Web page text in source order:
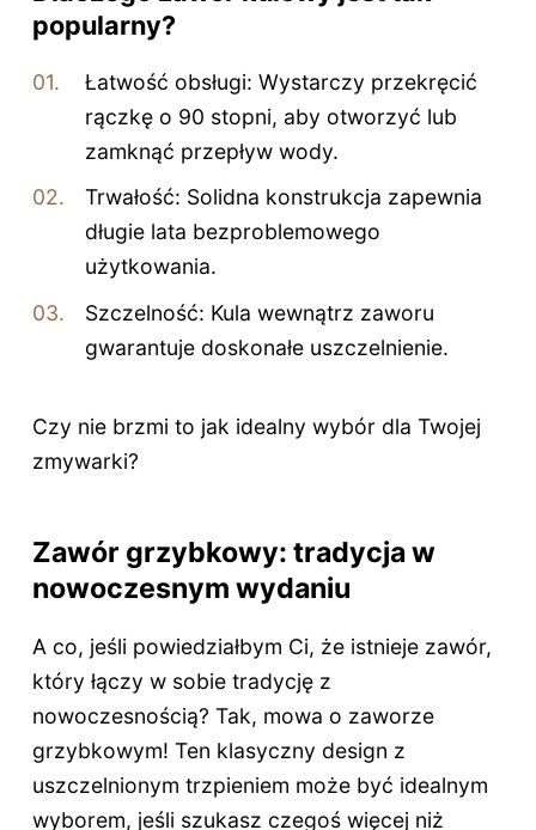
popularny?
Łatwość obsługi: Wystarczy przekręcić
rączkę o 90 stopni, aby otworzyć lub
zamknąć przepływ wody.
Trwałość: Solidna konstrukcja zapewnia
długie lata bezproblemowego
użytkowania.
Szczelność: Kula wewnątrz zaworu
gwarantuje doskonałe uszczelnienie.
Czy nie brzmi to jak idealny wybór dla Twojej
zmywarki?
Zawór grzybkowy: tradycja w
nowoczesnym wydaniu
A co, jeśli powiedziałbym Ci, że istnieje zawór,
który łączy w sobie tradycję z
nowoczesnością? Tak, mowa o zaworze
grzybkowym! Ten klasyczny design z
uszczelnionym trzpieniem może być idealnym
wyborem, jeśli szukasz czegoś więcej niż